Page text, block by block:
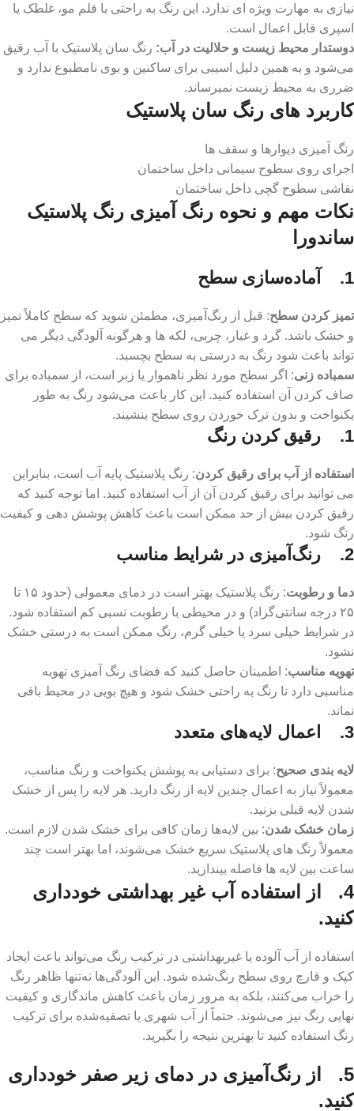
نیازی به مهارت ویژه‌ ای ندارد. این رنگ‌ به راحتی با قلم ‌مو، غلطک یا
اسپری قابل اعمال است.
دوستدار محیط زیست و حلالیت در آب: رنگ‌ سان پلاستیک با آب رقیق
می‌شود و به همین دلیل اسیبی برای ساکنین و بوی نامطبوع ندارد و
ضرری به محیط زیست نمیرساند.
کاربرد های رنگ سان پلاستیک
رنگ آمیزی دیوارها و سقف ‌ها
اجرای روی سطوح سیمانی داخل ساختمان
نقاشی سطوح گچی داخل ساختمان
نکات مهم و نحوه رنگ آمیزی رنگ پلاستیک
ساندورا
1. آماده‌سازی سطح
تمیز کردن سطح: قبل از رنگ‌آمیزی، مطمئن شوید که سطح کاملاً تمیز
و خشک باشد. گرد و غبار، چربی، لکه‌ ها و هرگونه آلودگی دیگر می‌
تواند باعث شود رنگ به درستی به سطح بچسبد.
سمباده ‌زنی: اگر سطح مورد نظر ناهموار یا زبر است، از سمباده برای
صاف کردن آن استفاده کنید. این کار باعث می‌شود رنگ به طور
یکنواخت و بدون ترک خوردن روی سطح بنشیند.
1. رقیق کردن رنگ
استفاده از آب برای رقیق کردن: رنگ پلاستیک پایه آب است، بنابراین
می‌ توانید برای رقیق کردن آن از آب استفاده کنید. اما توجه کنید که
رقیق کردن بیش از حد ممکن است باعث کاهش پوشش‌ دهی و کیفیت
رنگ شود.
2. رنگ‌آمیزی در شرایط مناسب
دما و رطوبت
: رنگ پلاستیک بهتر است در دمای معمولی (حدود ۱۵ تا
۲۵ درجه سانتی‌گراد) و در محیطی با رطوبت نسبی کم استفاده شود.
در شرایط خیلی سرد یا خیلی گرم، رنگ ممکن است به درستی خشک
نشود.
تهویه مناسب: اطمینان حاصل کنید که فضای رنگ ‌آمیزی تهویه
مناسبی دارد تا رنگ به راحتی خشک شود و هیچ بویی در محیط باقی
نماند.
3. اعمال لایه‌های متعدد
لایه ‌بندی صحیح: برای دستیابی به پوشش یکنواخت و رنگ مناسب،
معمولاً نیاز به اعمال چندین لایه از رنگ دارید. هر لایه را پس از خشک
شدن لایه قبلی بزنید.
زمان خشک شدن: بین لایه‌ها زمان کافی برای خشک شدن لازم است.
معمولاً رنگ ‌های پلاستیک سریع خشک می‌شوند، اما بهتر است چند
ساعت بین لایه‌ ها فاصله بیندازید.
4. از استفاده آب غیر بهداشتی خودداری
کنید.
استفاده از آب آلوده یا غیربهداشتی در ترکیب رنگ می‌تواند باعث ایجاد
کپک و قارچ روی سطح رنگ‌شده شود. این آلودگی‌ها نه‌تنها ظاهر رنگ
را خراب می‌کنند، بلکه به مرور زمان باعث کاهش ماندگاری و کیفیت
نهایی رنگ نیز می‌شوند. حتماً از آب شهری یا تصفیه‌شده برای ترکیب
رنگ استفاده کنید تا بهترین نتیجه را بگیرید.
5. از رنگ‌آمیزی در دمای زیر صفر خودداری
کنید.